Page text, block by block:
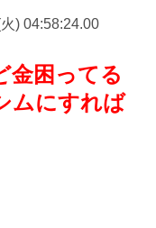
) 04:58:24.00
金困ってる
ムにすれば